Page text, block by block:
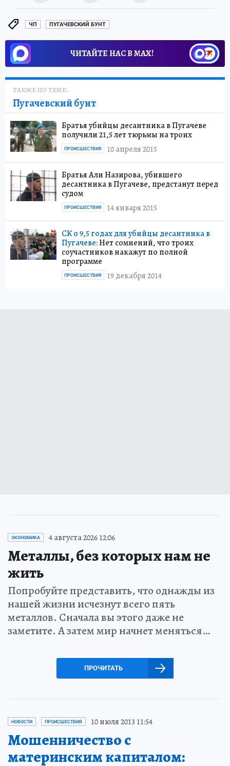
ЧП ПУГАЧЕВСКИЙ БУНТ
ЧИТАЙТЕ НАС В МАХ!
ТАКЖЕ ПО ТЕМЕ:
Пугачевский бунт
Братья убийцы десантника в Пугачеве
получили 21,5 лет тюрьмы на троих
10 апреля 2015
ПРОИСШЕСТВИЯ
Братья Али Назирова, убившего
десантника в Пугачеве, предстанут перед
судом
14 января 2015
ПРОИСШЕСТВИЯ
СК о 9,5 годах для убийцы десантника в
Пугачеве:Нет сомнений, что троих
соучастников накажут по полной
программе
19 декабря 2014
ПРОИСШЕСТВИЯ
ЭКОНОМИКА 4 августа 2026 12:06
Металлы, без которых нам не
жить
Попробуйте представить, что однажды из
нашей жизни исчезнут всего пять
металлов. Сначала вы этого даже не
заметите. А затем мир начнет меняться…
ПРОЧИТАТЬ
НОВОСТИ ПРОИСШЕСТВИЯ 10 июля 2013 11:54
Мошенничество с
материнским капиталом: